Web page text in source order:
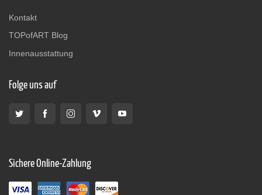
Kontakt
TOPofART Blog
Innenausstattung
Folge uns auf
Sichere Online-Zahlung